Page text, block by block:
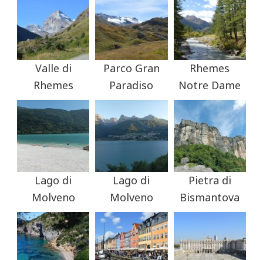
Valle di
Rhemes
Parco Gran
Paradiso
Rhemes
Notre Dame
Lago di
Molveno
Lago di
Molveno
Pietra di
Bismantova